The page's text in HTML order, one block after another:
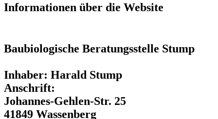
Informationen über die Website
Baubiologische Beratungsstelle Stump
Inhaber: Harald Stump
Anschrift:
Johannes-Gehlen-Str. 25
41849 Wassenberg